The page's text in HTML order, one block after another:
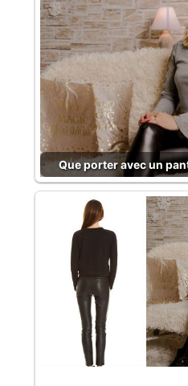
Que porter avec un